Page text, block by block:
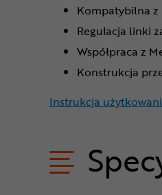
Kompatybilna
Regulacja linki
Współpraca z
Konstrukcja
Instrukcja